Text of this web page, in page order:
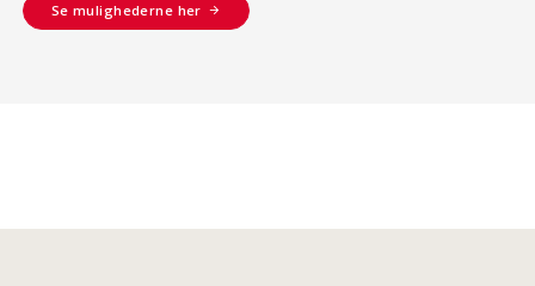
Se mulighederne her